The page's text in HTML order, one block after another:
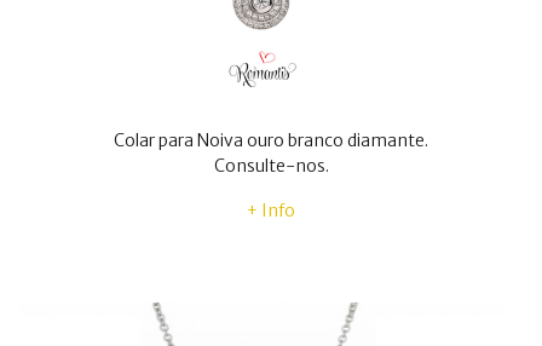
Colar para Noiva ouro branco diamante.
Consulte-nos.
+ Info